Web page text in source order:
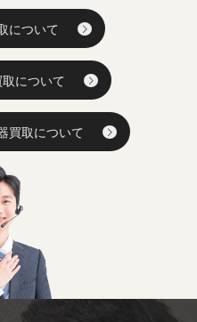
について
について
買取について